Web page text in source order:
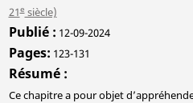
21esiècle)
Publié 12-09-2024
Pages 123-131
Résumé
Ce chapitre a pour objet